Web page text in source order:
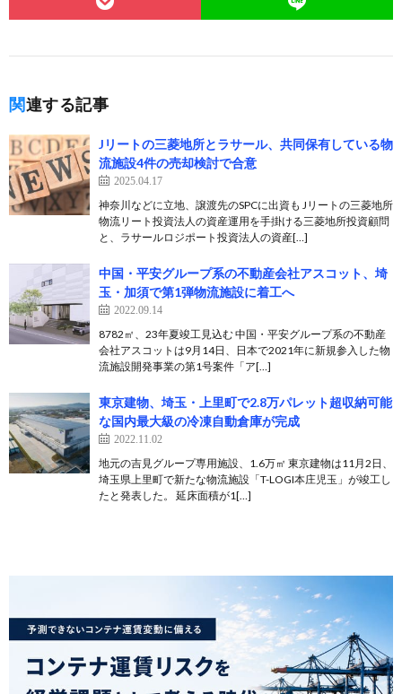
関連する記事
Jリートの三菱地所とラサール、共同保有している物
流施設4件の売却検討で合意
2025.04.17
神奈川などに立地、譲渡先のSPCに出資も Jリートの三菱地所
物流リート投資法人の資産運用を手掛ける三菱地所投資顧問
と、ラサールロジポート投資法人の資産[…]
中国・平安グループ系の不動産会社アスコット、埼
玉・加須で第1弾物流施設に着工へ
2022.09.14
8782㎡、23年夏竣工見込む 中国・平安グループ系の不動産
会社アスコットは9月14日、日本で2021年に新規参入した物
流施設開発事業の第1号案件「ア[…]
東京建物、埼玉・上里町で2.8万パレット超収納可能
な国内最大級の冷凍自動倉庫が完成
2022.11.02
地元の吉見グループ専用施設、1.6万㎡ 東京建物は11月2日、
埼玉県上里町で新たな物流施設「T-LOGI本庄児玉」が竣工し
たと発表した。 延床面積が1[…]